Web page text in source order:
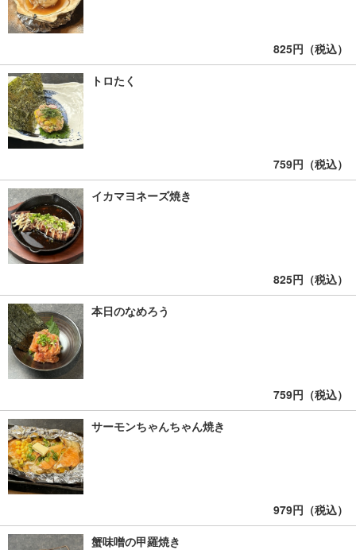
825円（税込）
トロたく
759円（税込）
イカマヨネーズ焼き
825円（税込）
本日のなめろう
759円（税込）
サーモンちゃんちゃん焼き
979円（税込）
蟹味噌の甲羅焼き